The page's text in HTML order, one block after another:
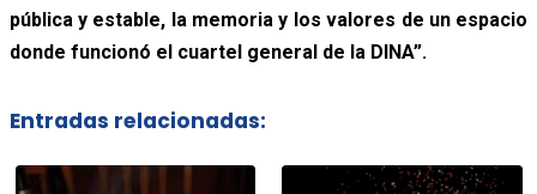
pública y estable, la memoria y los valores de un espacio
donde funcionó el cuartel general de la DINA”.
Entradas relacionadas: